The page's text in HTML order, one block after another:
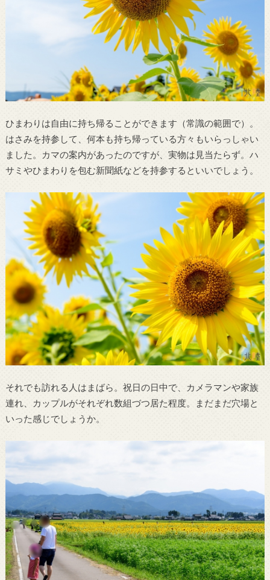
ひまわりは自由に持ち帰ることができます（常識の範囲で）。
はさみを持参して、何本も持ち帰っている方々もいらっしゃい
ました。カマの案内があったのですが、実物は見当たらず。ハ
サミやひまわりを包む新聞紙などを持参するといいでしょう。
それでも訪れる人はまばら。祝日の日中で、カメラマンや家族
連れ、カップルがそれぞれ数組づつ居た程度。まだまだ穴場と
いった感じでしょうか。